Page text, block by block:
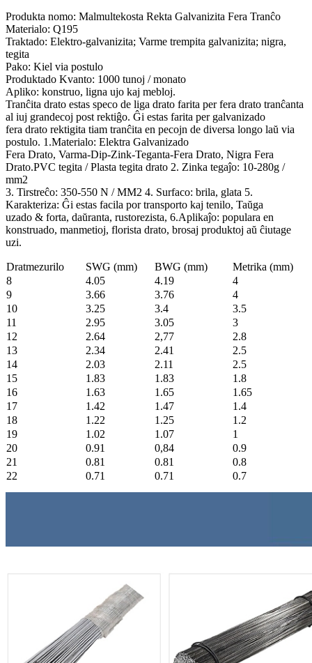
Produkta nomo: Malmultekosta Rekta Galvanizita Fera Tranĉo
Materialo: Q195
Traktado: Elektro-galvanizita; Varme trempita galvanizita; nigra,
tegita
Pako: Kiel via postulo
Produktado Kvanto: 1000 tunoj / monato
Apliko: konstruo, ligna ujo kaj mebloj.
Tranĉita drato estas speco de liga drato farita per fera drato tranĉanta
al iuj grandecoj post rektiĝo. Ĝi estas farita per galvanizado
fera drato rektigita tiam tranĉita en pecojn de diversa longo laŭ via
postulo. 1.Materialo: Elektra Galvanizado
Fera Drato, Varma-Dip-Zink-Teganta-Fera Drato, Nigra Fera
Drato.PVC tegita / Plasta tegita drato 2. Zinka tegaĵo: 10-280g /
mm2
3. Tirstreĉo: 350-550 N / MM2 4. Surfaco: brila, glata 5.
Karakteriza: Ĝi estas facila por transporto kaj tenilo, Taŭga
uzado & forta, daŭranta, rustorezista, 6.Aplikaĵo: populara en
konstruado, manmetioj, florista drato, brosaj produktoj aŭ ĉiutage
uzi.
Dratmezurilo SWG (mm) BWG (mm)
Metrika (mm)
8
4.05 4.19
4
9
3.66 3.76
4
10
3.25 3.4
3.5
11
2.95 3.05
3
12
2.64 2,77
2.8
13
2.34 2.41
2.5
14
2.03 2.11
2.5
15
1.83 1.83
1.8
16
1.63 1.65
1.65
17
1.42 1.47
1.4
18
1.22 1.25
1.2
19
1.02 1.07
1
20
0.91 0,84
0.9
21
0.81 0.81
0.8
22
0.71 0.71 0.7